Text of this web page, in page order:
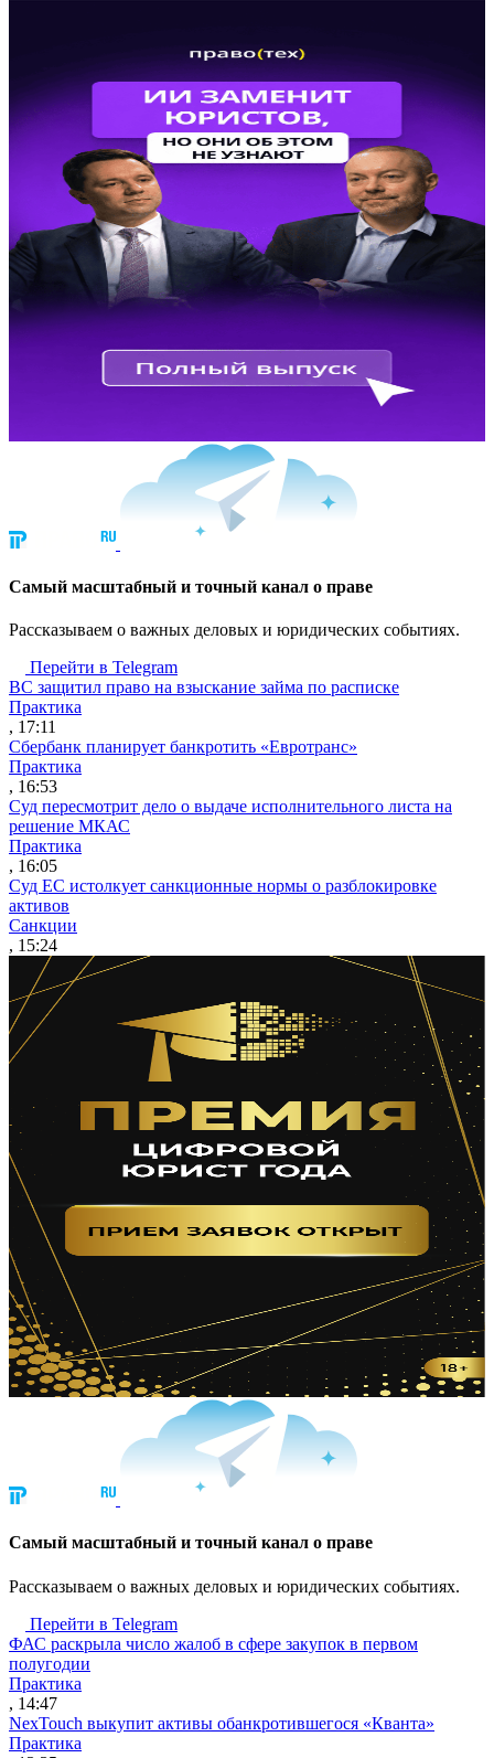
Cамый масштабный и точный канал о праве
Рассказываем о важных деловых и юридических событиях.
Перейти в Telegram
ВС защитил право на взыскание займа по расписке
Практика
, 17:11
Сбербанк планирует банкротить «Евротранс»
Практика
, 16:53
Суд пересмотрит дело о выдаче исполнительного листа на
решение МКАС
Практика
, 16:05
Суд ЕС истолкует санкционные нормы о разблокировке
активов
Санкции
, 15:24
Cамый масштабный и точный канал о праве
Рассказываем о важных деловых и юридических событиях.
Перейти в Telegram
ФАС раскрыла число жалоб в сфере закупок в первом
полугодии
Практика
, 14:47
NexTouch выкупит активы обанкротившегося «Кванта»
Практика